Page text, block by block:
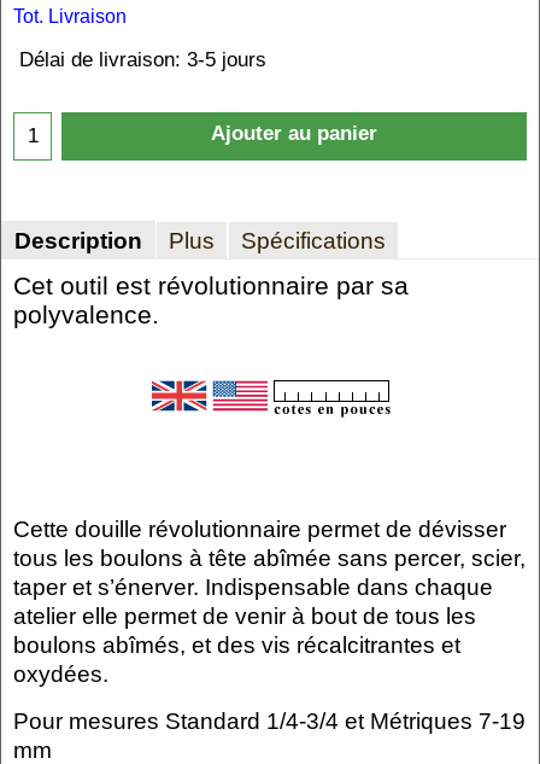
Tot. Livraison
Délai de livraison: 3-5 jours
Ajouter au panier
Description Plus Spécifications
Cet outil est révolutionnaire par sa
polyvalence.
Cette douille révolutionnaire permet de dévisser
tous les boulons à tête abîmée sans percer, scier,
taper et s’énerver. Indispensable dans chaque
atelier elle permet de venir à bout de tous les
boulons abîmés, et des vis récalcitrantes et
oxydées.
Pour mesures Standard 1/4-3/4 et Métriques 7-19
mm